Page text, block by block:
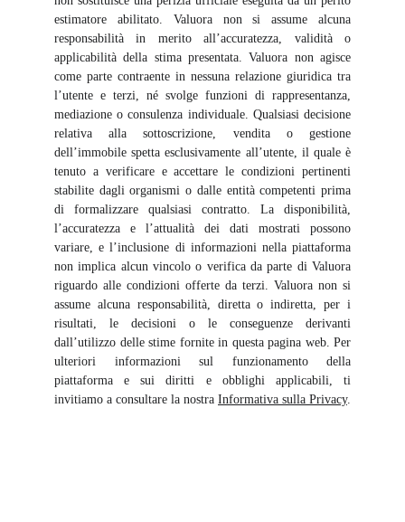
estimatore abilitato. Valuora non si assume alcuna
responsabilità in merito all’accuratezza, validità o
applicabilità della stima presentata. Valuora non agisce
come parte contraente in nessuna relazione giuridica tra
l’utente e terzi, né svolge funzioni di rappresentanza,
mediazione o consulenza individuale. Qualsiasi decisione
relativa alla sottoscrizione, vendita o gestione
dell’immobile spetta esclusivamente all’utente, il quale è
tenuto a verificare e accettare le condizioni pertinenti
stabilite dagli organismi o dalle entità competenti prima
di formalizzare qualsiasi contratto. La disponibilità,
l’accuratezza e l’attualità dei dati mostrati possono
variare, e l’inclusione di informazioni nella piattaforma
non implica alcun vincolo o verifica da parte di Valuora
riguardo alle condizioni offerte da terzi. Valuora non si
assume alcuna responsabilità, diretta o indiretta, per i
risultati, le decisioni o le conseguenze derivanti
dall’utilizzo delle stime fornite in questa pagina web. Per
ulteriori informazioni sul funzionamento della
piattaforma e sui diritti e obblighi applicabili, ti
invitiamo a consultare la nostra Informativa sulla Privacy.